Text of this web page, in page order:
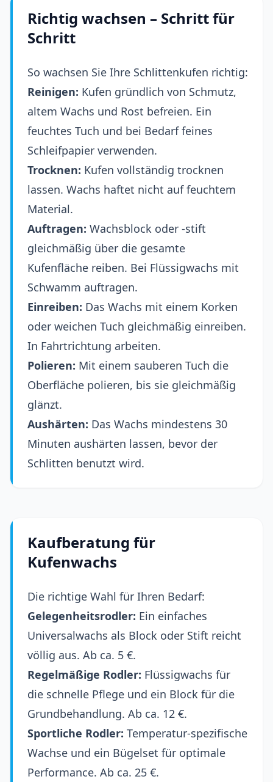
Richtig wachsen – Schritt für
Schritt
So wachsen Sie Ihre Schlittenkufen richtig:
Reinigen: Kufen gründlich von Schmutz,
altem Wachs und Rost befreien. Ein
feuchtes Tuch und bei Bedarf feines
Schleifpapier verwenden.
Trocknen: Kufen vollständig trocknen
lassen. Wachs haftet nicht auf feuchtem
Material.
Auftragen: Wachsblock oder -stift
gleichmäßig über die gesamte
Kufenfläche reiben. Bei Flüssigwachs mit
Schwamm auftragen.
Einreiben: Das Wachs mit einem Korken
oder weichen Tuch gleichmäßig einreiben.
In Fahrtrichtung arbeiten.
Polieren: Mit einem sauberen Tuch die
Oberfläche polieren, bis sie gleichmäßig
glänzt.
Aushärten: Das Wachs mindestens 30
Minuten aushärten lassen, bevor der
Schlitten benutzt wird.
Kaufberatung für
Kufenwachs
Die richtige Wahl für Ihren Bedarf:
Gelegenheitsrodler: Ein einfaches
Universalwachs als Block oder Stift reicht
völlig aus. Ab ca. 5 €.
Regelmäßige Rodler: Flüssigwachs für
die schnelle Pflege und ein Block für die
Grundbehandlung. Ab ca. 12 €.
Sportliche Rodler: Temperatur-spezifische
Wachse und ein Bügelset für optimale
Performance. Ab ca. 25 €.